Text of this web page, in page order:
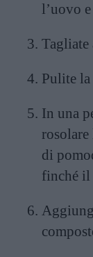
l’uovo
Tagliate
Pulite
In una
rosolare
di
finché il